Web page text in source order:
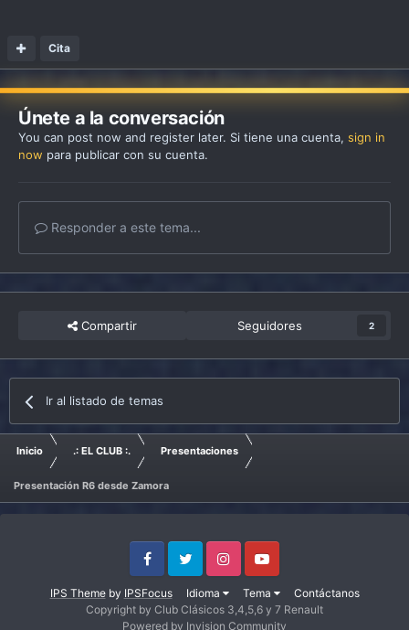
Cita
Únete a la conversación
You can post now and register later. Si tiene una cuenta, sign in
now para publicar con su cuenta.
Responder a este tema...
Compartir Seguidores 2
Ir al listado de temas
Inicio .: EL CLUB :. Presentaciones
Presentación R6 desde Zamora
IPS Themeby IPSFocus Idioma Tema Contáctanos
FacebookTwitter InstagramYoutube
Copyright by Club Clásicos 3,4,5,6 y 7 Renault
Powered by Invision Community